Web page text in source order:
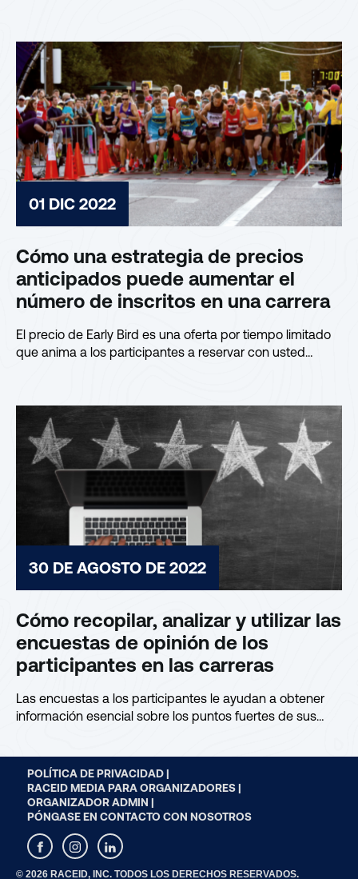
01 DIC 2022
Cómo una estrategia de precios
anticipados puede aumentar el
número de inscritos en una carrera
El precio de Early Bird es una oferta por tiempo limitado
que anima a los participantes a reservar con usted
30 DE AGOSTO DE 2022
Cómo recopilar, analizar y utilizar las
encuestas de opinión de los
participantes en las carreras
Las encuestas a los participantes le ayudan a obtener
información esencial sobre los puntos fuertes de sus
POLÍTICA DE PRIVACIDAD |
RACEID MEDIA PARA ORGANIZADORES |
ORGANIZADOR ADMIN |
PÓNGASE EN CONTACTO CON NOSOTROS
© 2026 RACEID, INC. TODOS LOS DERECHOS RESERVADOS.